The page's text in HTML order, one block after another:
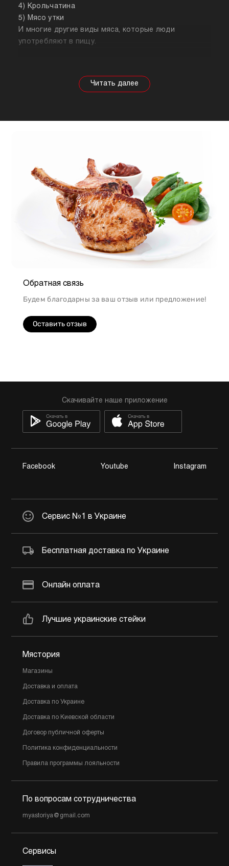
4) Крольчатина
5) Мясо утки
И многие другие виды мяса, которые люди
употребляют в пищу.
полезных свойствах. Важно понимать, что в
зависимости от животного свойства продукта
подходит для шашлыка, а мясо перепела отлично
Обратная связь
Будем благодарны за ваш отзыв или предложение!
Оставить отзыв
Скачивайте наше приложение
Facebook Youtube Instagram
Сервис №1 в Украине
Бесплатная доставка по Украине
Онлайн оплата
Лучшие украинские стейки
Мястория
Магазины
Доставка и оплата
Доставка по Украине
Доставка по Киевской области
Договор публичной оферты
Политика конфиденциальности
Правила программы лояльности
По вопросам сотрудничества
myastoriya@gmail.com
Сервисы